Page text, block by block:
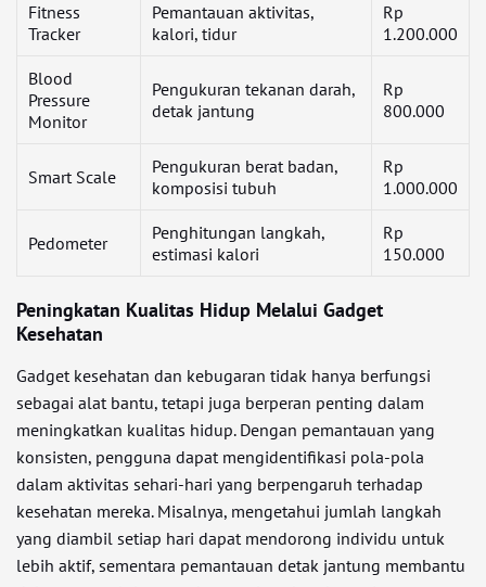
Fitness
Tracker
Pemantauan aktivitas,
kalori, tidur
Rp
1.200.000
Blood
Pressure
Monitor
Pengukuran tekanan darah,
detak jantung
Rp
800.000
Smart Scale
Pengukuran berat badan,
komposisi tubuh
Rp
1.000.000
Pedometer
Penghitungan langkah,
estimasi kalori
Rp
150.000
Peningkatan Kualitas Hidup Melalui Gadget
Kesehatan
Gadget kesehatan dan kebugaran tidak hanya berfungsi
sebagai alat bantu, tetapi juga berperan penting dalam
meningkatkan kualitas hidup. Dengan pemantauan yang
konsisten, pengguna dapat mengidentifikasi pola-pola
dalam aktivitas sehari-hari yang berpengaruh terhadap
kesehatan mereka. Misalnya, mengetahui jumlah langkah
yang diambil setiap hari dapat mendorong individu untuk
lebih aktif, sementara pemantauan detak jantung membantu